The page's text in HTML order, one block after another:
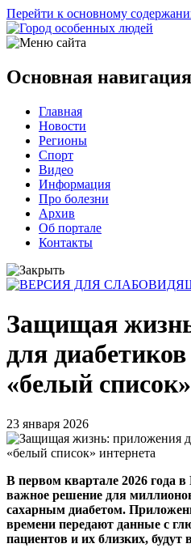
Перейти к основному
Основная навигация
Главная
Новости
Регионы
Спорт
Видео
Информация
Про болезни
Архив
Об портале
Контакты
Защищая
для
«белый
23 января 2026
В первом квартале 2026 года в
важное решение для
сахарным диабетом.
времени передают данные с
пациентов и их близких,